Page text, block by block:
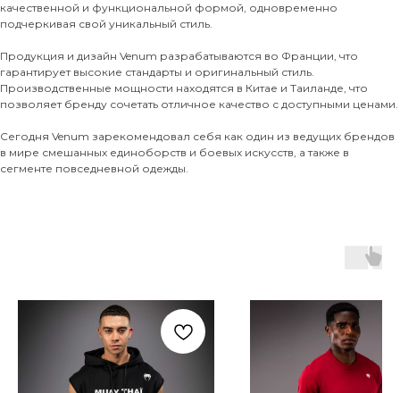
качественной и функциональной формой, одновременно
подчеркивая свой уникальный стиль.
Продукция и дизайн Venum разрабатываются во Франции, что
гарантирует высокие стандарты и оригинальный стиль.
Производственные мощности находятся в Китае и Таиланде, что
позволяет бренду сочетать отличное качество с доступными ценами.
Сегодня Venum зарекомендовал себя как один из ведущих брендов
в мире смешанных единоборств и боевых искусств, а также в
сегменте повседневной одежды.